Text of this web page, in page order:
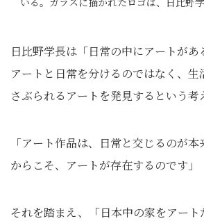
日比野学長は「日常の中にアートがあ
アートと日常を分けるのではなく、
さぶられるアートを発見するという考
「アート作品は、日常と交じるのが
からこそ、アートが存在するのです」
それを踏まえ、「日本中の家をアー